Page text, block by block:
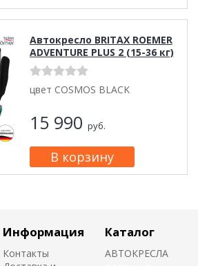
Автокресло BRITAX ROEMER
ADVENTURE PLUS 2 (15-36 кг)
цвет COSMOS BLACK
15 990 руб.
Информация
Контакты
Каталог
АВТОКРЕСЛА